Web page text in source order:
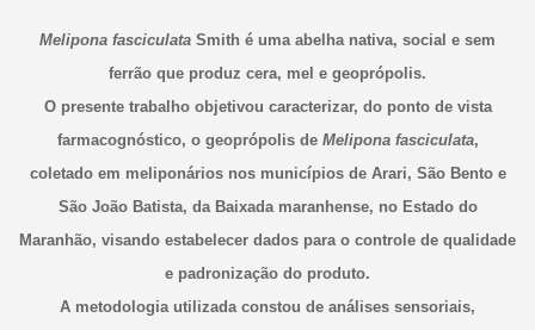
Melipona fasciculata Smith é uma abelha nativa, social e sem
ferrão que produz cera, mel e geoprópolis.
O presente trabalho objetivou caracterizar, do ponto de vista
farmacognóstico, o geoprópolis de Melipona fasciculata,
coletado em meliponários nos municípios de Arari, São Bento e
São João Batista, da Baixada maranhense, no Estado do
Maranhão, visando estabelecer dados para o controle de qualidade
e padronização do produto.
A metodologia utilizada constou de análises sensoriais,